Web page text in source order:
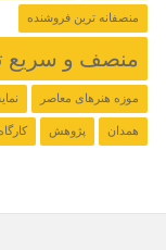
منصفانه ترین فروشنده
منصف و سریع
موزه هنرهای معاصر
همدان پژوهش